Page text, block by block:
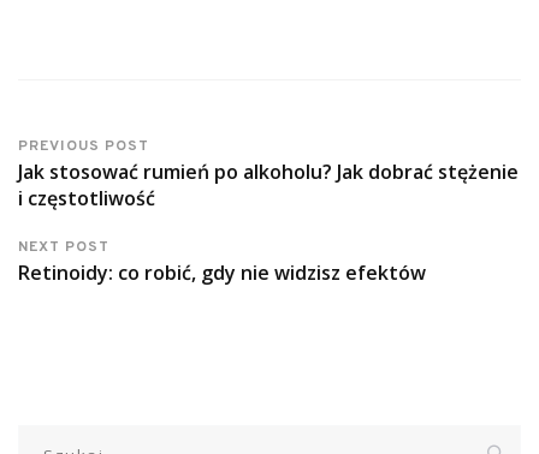
PREVIOUS POST
Jak stosować rumień po alkoholu? Jak dobrać stężenie
i częstotliwość
NEXT POST
Retinoidy: co robić, gdy nie widzisz efektów